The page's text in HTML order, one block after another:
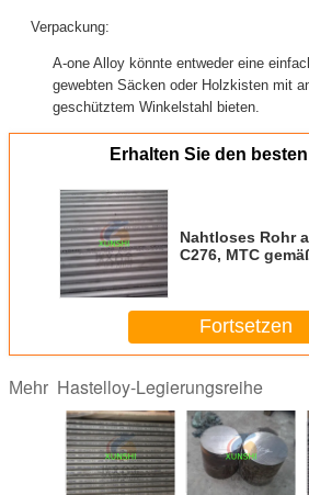
Verpackung:
A-one Alloy könnte entweder eine
gewebten Säcken oder Holzkisten mit
geschütztem Winkelstahl bieten.
Erhalten Sie den
Nahtloses Rohr
C276, MTC
Fortsetzen
Mehr Hastelloy-Legierungsreihe